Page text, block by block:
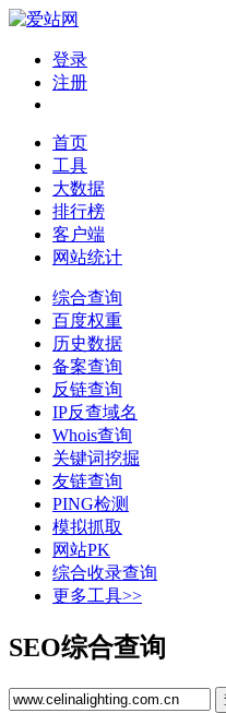
登录
注册
首页
工具
大数据
排行榜
客户端
网站统计
综合查询
百度权重
历史数据
备案查询
反链查询
IP反查域名
Whois查询
关键词挖掘
友链查询
PING检测
模拟抓取
网站PK
综合收录查询
更多工具>>
SEO综合查询